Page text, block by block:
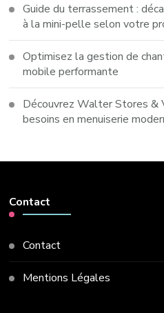
Guide du terrassement :
à la mini-pelle selon votre
Optimisez la gestion de
mobile performante
Découvrez Walter Stores
besoins en menuiserie
Contact
Contact
Mentions Légales